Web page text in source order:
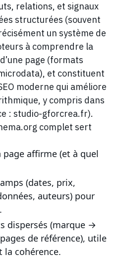
relations, et signaux
structurées (souvent
un système de
à comprendre la
page (formats
et constituent
moderne qui améliore
y compris dans
: studio-gforcrea.fr).
complet sert
page affirme (et à quel
(dates, prix,
auteurs) pour
dispersés (marque →
de référence), utile
la cohérence.